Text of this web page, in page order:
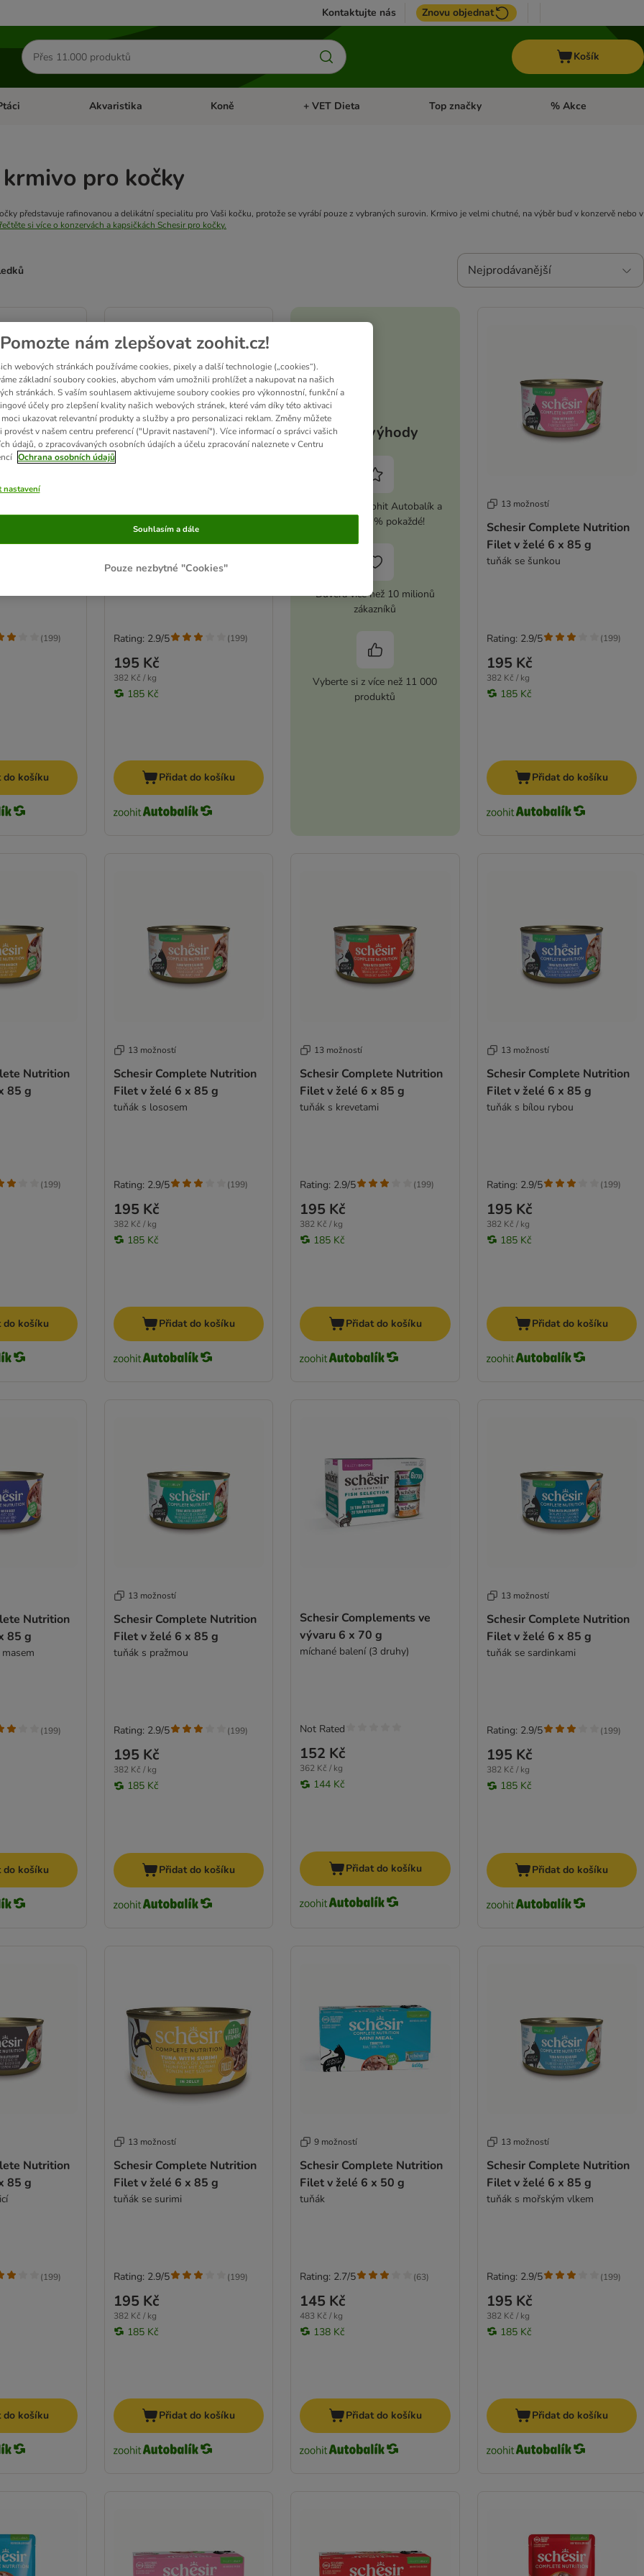
Kontaktujte nás Znovu objednat
Hledat
produkty
Košík
menu: Malá zvířataOtevřít menu: Ptáci
Akvaristika Otevřít menu: Akvaristika
Koně Otevřít menu: Koně
+ VET Dieta Otevřít menu: + VET Dieta
Top značky Otevřít menu: Top
% Akce
pro kočky
představuje rafinovanou a delikátní specialitu pro Vaši kočku, protože se vyrábí pouze z vybraných surovin. Krmivo je velmi chutné, na výběr buď v konzervě nebo v
si více o konzervách a kapsičkách Schesir pro kočky.
Nejprodávanější
Nutrition
85 g
příchutě)
(199)
do košíku
Schesir Complete Nutrition
Filet v želé 6 x 85 g
195 Kč
382 Kč / kg
185 Kč
Rating: 2.9/5 (199)
Přidat do košíku
Vaše výhody
Aktivujte si zoohit Autobalík a
ušetřete 5 % pokaždé!
Důvěra více než 10 milionů
zákazníků
Vyberte si z více než 11 000
produktů
13 možností
Schesir Complete Nutrition
Filet v želé 6 x 85 g
tuňák se šunkou
195 Kč
382 Kč / kg
185 Kč
Rating: 2.9/5 (199)
Přidat do košíku
Nutrition
85 g
(199)
do košíku
13 možností
Schesir Complete Nutrition
Filet v želé 6 x 85 g
tuňák s lososem
195 Kč
382 Kč / kg
185 Kč
Rating: 2.9/5 (199)
Přidat do košíku
13 možností
Schesir Complete Nutrition
Filet v želé 6 x 85 g
tuňák s krevetami
195 Kč
382 Kč / kg
185 Kč
Rating: 2.9/5 (199)
Přidat do košíku
13 možností
Schesir Complete Nutrition
Filet v želé 6 x 85 g
tuňák s bílou rybou
195 Kč
382 Kč / kg
185 Kč
Rating: 2.9/5 (199)
Přidat do košíku
Nutrition
85 g
(199)
do košíku
13 možností
Schesir Complete Nutrition
Filet v želé 6 x 85 g
tuňák s pražmou
195 Kč
382 Kč / kg
185 Kč
Rating: 2.9/5 (199)
Přidat do košíku
Schesir Complements ve
vývaru 6 x 70 g
míchané balení (3 druhy)
152 Kč
362 Kč / kg
144 Kč
Not Rated
Přidat do košíku
13 možností
Schesir Complete Nutrition
Filet v želé 6 x 85 g
tuňák se sardinkami
195 Kč
382 Kč / kg
185 Kč
Rating: 2.9/5 (199)
Přidat do košíku
Nutrition
85 g
(199)
do košíku
13 možností
Schesir Complete Nutrition
Filet v želé 6 x 85 g
tuňák se surimi
195 Kč
382 Kč / kg
185 Kč
Rating: 2.9/5 (199)
Přidat do košíku
9 možností
Schesir Complete Nutrition
Filet v želé 6 x 50 g
tuňák
145 Kč
483 Kč / kg
138 Kč
Rating: 2.7/5 (63)
Přidat do košíku
13 možností
Schesir Complete Nutrition
Filet v želé 6 x 85 g
tuňák s mořským vlkem
195 Kč
382 Kč / kg
185 Kč
Rating: 2.9/5 (199)
Přidat do košíku
Pomozte nám zlepšovat zoohit.cz!
webových stránkách používáme cookies, pixely a další technologie („cookies“).
základní soubory cookies, abychom vám umožnili prohlížet a nakupovat na našich
stránkách. S vaším souhlasem aktivujeme soubory cookies pro výkonnostní, funkční a
účely pro zlepšení kvality našich webových stránek, které vám díky této aktivaci
ukazovat relevantní produkty a služby a pro personalizaci reklam. Změny můžete
provést v našem centru preferencí ("Upravit nastavení"). Více informací o správci vašich
údajů, o zpracovávaných osobních údajích a účelu zpracování naleznete v Centru
Ochrana osobních údajů
nastavení
Pouze nezbytné "Cookies"
Souhlasím a dále